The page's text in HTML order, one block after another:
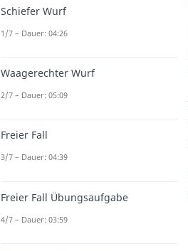
Schiefer Wurf
1/7 – Dauer: 04:26
Waagerechter Wurf
2/7 – Dauer: 05:09
Freier Fall
3/7 – Dauer: 04:39
Freier Fall Übungsaufgabe
4/7 – Dauer: 03:59